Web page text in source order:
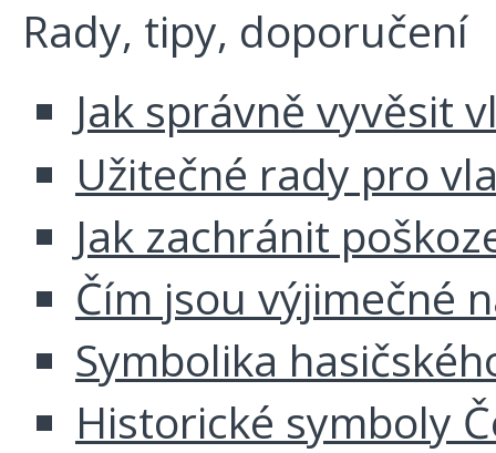
Rady, tipy, doporučení
Jak správně vyvěsit
Užitečné rady pro
Jak zachránit
Čím jsou výjimečné
Symbolika
Historické symboly